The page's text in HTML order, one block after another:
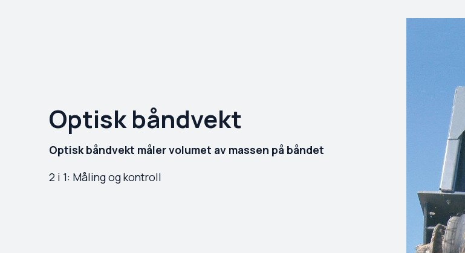
Optisk båndvekt
Optisk båndvekt måler volumet av massen på båndet
2 i 1: Måling og kontroll